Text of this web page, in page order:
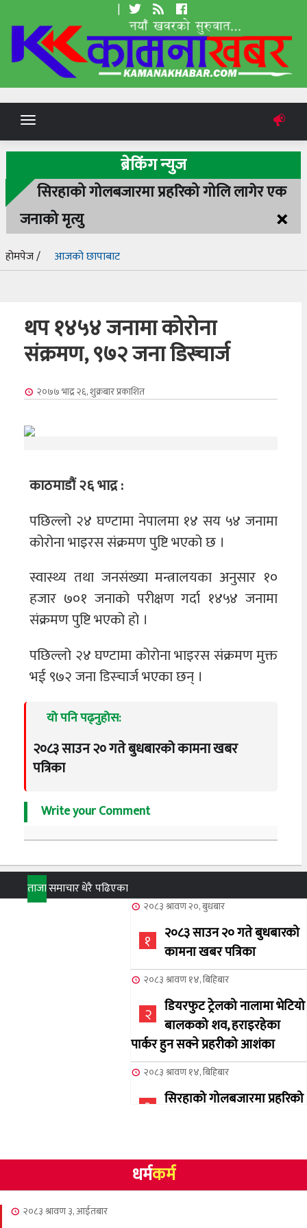
|
Toggle
navigation
ब्रेकिंग न्युज
सिरहाको गोलबजारमा प्रहरिको गोलि लागेर एक
जनाको मृत्यु
×
होमपेज / आजको छापाबाट
थप १४५४ जनामा कोरोना
संक्रमण, ९७२ जना डिस्चार्ज
२०७७ भाद्र २६, शुक्रबारप्रकाशित
काठमाडौं २६ भाद्र :
पछिल्लो २४ घण्टामा नेपालमा १४ सय ५४ जनामा
कोरोना भाइरस संक्रमण पुष्टि भएको छ ।
स्वास्थ्य तथा जनसंख्या मन्त्रालयका अनुसार १०
हजार ७०१ जनाको परीक्षण गर्दा १४५४ जनामा
संक्रमण पुष्टि भएको हो ।
पछिल्लो २४ घण्टामा कोरोना भाइरस संक्रमण मुक्त
भई ९७२ जना डिस्चार्ज भएका छन् ।
यो पनि पढ्नुहोस:
२०८३ साउन २० गते बुधबारको कामना खबर
पत्रिका
Write your Comment
ताजासमाचारधेरै पढिएका
२०८३ श्रावण २०, बुधबार
१
२०८३ साउन २० गते बुधबारको
कामना खबर पत्रिका
२०८३ श्रावण १४, बिहिबार
२
डियरफुट ट्रेलको नालामा भेटियो
बालकको शव, हराइरहेका
पार्कर हुन सक्ने प्रहरीको आशंका
२०८३ श्रावण १४, बिहिबार
३
सिरहाको गोलबजारमा प्रहरिको
४
NCSC को अध्यक्षमा घनेन्द्र
न्यौपाने बिजयी
धर्मकर्म
२०८३ श्रावण ३, आईतबार